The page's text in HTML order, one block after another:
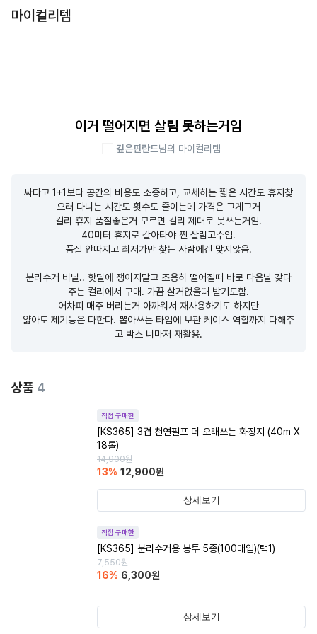
마이컬리템
이거 떨어지면 살림 못하는거임
깊은핀란드님의 마이컬리템
싸다고 1+1보다 공간의 비용도 소중하고, 교체하는 짧은 시간도 휴지찾
으러 다니는 시간도 횟수도 줄이는데 가격은 그게그거
컬리 휴지 품질좋은거 모르면 컬리 제대로 못쓰는거임.
40미터 휴지로 갈아타야 찐 살림고수임.
품질 안따지고 최저가만 찾는 사람에겐 맞지않음.
분리수거 비닐.. 핫딜에 쟁이지말고 조용히 떨어질때 바로 다음날 갖다
주는 컬리에서 구매. 가끔 살거없을때 받기도함.
어차피 매주 버리는거 아까워서 재사용하기도 하지만
얇아도 제기능은 다한다. 뽑아쓰는 타입에 보관 케이스 역할까지 다해주
고 박스 너마저 재활용.
상품 4
직접 구매한
[KS365] 3겹 천연펄프 더 오래쓰는 화장지 (40m X
18롤)
14,900원
13% 12,900원
상세보기
직접 구매한
[KS365] 분리수거용 봉투 5종(100매입)(택1)
7,550원
16% 6,300원
상세보기